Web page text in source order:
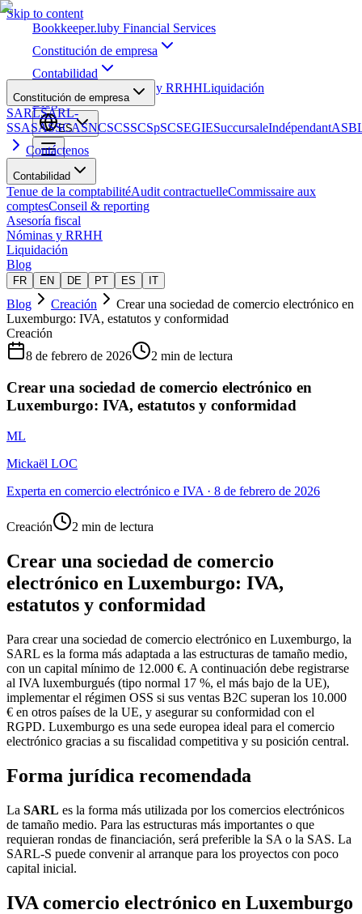
Skip to content
Bookkeeper.luby Financial Services
Constitución de empresa
Contabilidad
Nóminas y RRHHLiquidación
Blog
ES
Constitución de empresa
SARLSARL-
SSASASSCASNCSCSSCSpSCSEGIESuccursaleIndépendant
Contáctenos
Contabilidad
Tenue de la comptabilitéAudit contractuelleCommissaire aux
comptesConseil & reporting
Asesoría fiscal
Nóminas y RRHH
Liquidación
Blog
FR EN DE PT ES IT
Blog Creación
Crear una sociedad de comercio electrónico en
Luxemburgo: IVA, estatutos y conformidad
Creación
8 de febrero de 2026
2 min de lectura
Crear una sociedad de comercio electrónico en
Luxemburgo: IVA, estatutos y conformidad
ML
Mickaël LOC
Experta en comercio electrónico e IVA· 8 de febrero de 2026
Creación 2 min de lectura
Crear una sociedad de comercio
electrónico en Luxemburgo: IVA,
estatutos y conformidad
Para crear una sociedad de comercio electrónico en Luxemburgo, la
SARL es la forma más adaptada a las estructuras de tamaño medio,
con un capital mínimo de 12.000 €. A continuación debe registrarse
al IVA luxemburgués (tipo normal 17 %, el más bajo de la UE),
implementar el régimen OSS si sus ventas B2C superan los 10.000
€ en otros países de la UE, y asegurar su conformidad con el
RGPD. Luxemburgo es una sede europea ideal para el comercio
electrónico gracias a su fiscalidad competitiva y su posición central.
Forma jurídica recomendada
La SARL es la forma más utilizada por los comercios electrónicos
de tamaño medio. Para las estructuras más importantes o que
requieran rondas de financiación, será preferible la SA o la SAS. La
SARL-S puede convenir al arranque para los proyectos con poco
capital inicial.
IVA comercio electrónico en Luxemburgo